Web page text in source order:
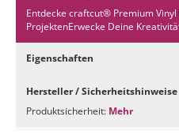
M33 Blue
Entdecke craftcut® Premium
ProjektenErwecke Deine
Eigenschaften
Hersteller / Sicherheitshinweise
Produktsicherheit: Mehr